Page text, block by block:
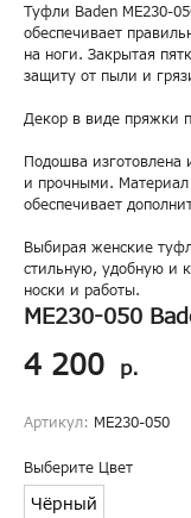
Туфли Baden ME230-
обеспечивает
на ноги. Закрытая
защиту от пыли и
Декор в виде пряжки
Подошва изготовлена
и прочными. Материал
обеспечивает
Выбирая женские
стильную, удобную и
носки и работы.
ME230-050
4 200 р.
Артикул: ME230-050
Выберите Цвет
Чёрный